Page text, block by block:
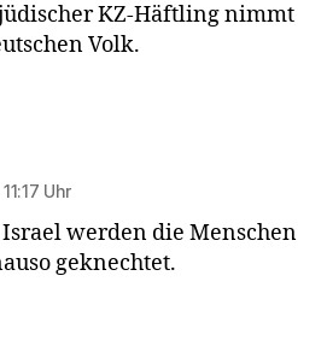
KZ-Häftling nimmt
Volk.
Uhr
werden die Menschen
geknechtet.